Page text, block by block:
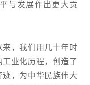
与发展作出更大贡
，我们用几十年时
业化历程，创造了
，为中华民族伟大